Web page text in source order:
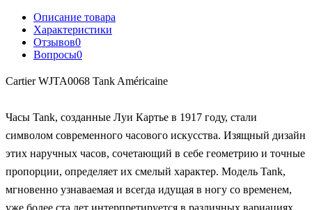
Описание товара
Характеристики
Отзывов0
Вопросы0
Cartier WJTA0068 Tank Américaine
Часы Tank, созданные Луи Картье в 1917 году, стали
символом современного часового искусства. Изящный дизайн
этих наручных часов, сочетающий в себе геометрию и точные
пропорции, определяет их смелый характер. Модель Tank,
мгновенно узнаваемая и всегда идущая в ногу со временем,
уже более ста лет интерпретируется в различных вариациях,